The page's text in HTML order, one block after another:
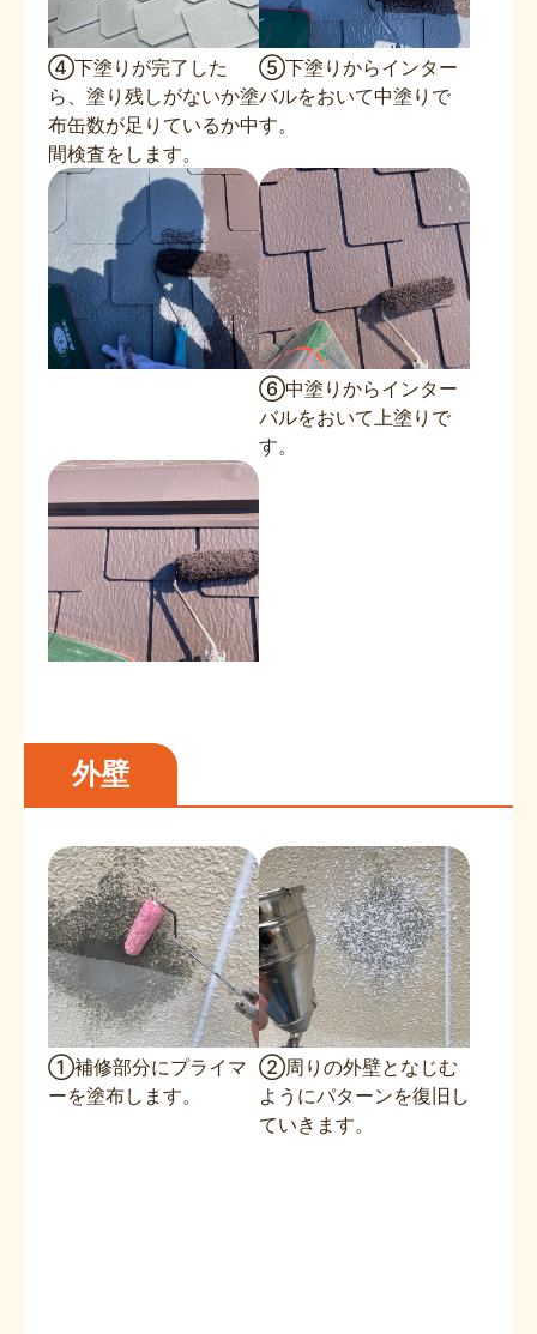
④下塗りが完了した
ら、塗り残しがないか塗
布缶数が足りているか中
間検査をします。
⑤下塗りからインター
バルをおいて中塗りで
す。
⑥中塗りからインター
バルをおいて上塗りで
す。
外壁
①補修部分にプライマ
ーを塗布します。
②周りの外壁となじむ
ようにパターンを復旧し
ていきます。